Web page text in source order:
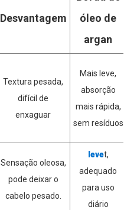
Desvantagem
óleo de
argan
Textura pesada,
difícil de
enxaguar
Mais leve,
absorção
mais rápida,
sem resíduos
Sensação oleosa,
pode deixar o
cabelo pesado.
levet,
adequado
para uso
diário